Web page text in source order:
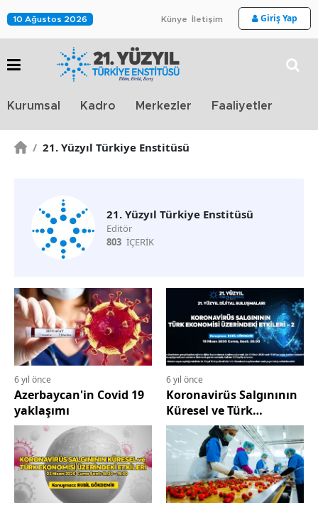
10 Ağustos 2026 Künye İletişim Giriş Yap
Kurumsal Kadro Merkezler Faaliyetler
/ 21. Yüzyıl Türkiye Enstitüsü
21. Yüzyıl Türkiye Enstitüsü
Editör
803 İÇERİK
6 yıl önce
Azerbaycan'in Covid 19
yaklaşımı
6 yıl önce
Koronavirüs Salgınının
Küresel ve Türk
Ekonomisi Üzerindeki
Etkileri 2